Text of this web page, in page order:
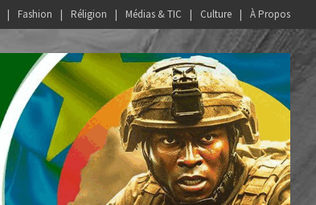
Fashion Réligion Médias & TIC Culture À Propos